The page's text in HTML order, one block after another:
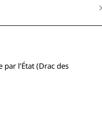
l’État (Drac des